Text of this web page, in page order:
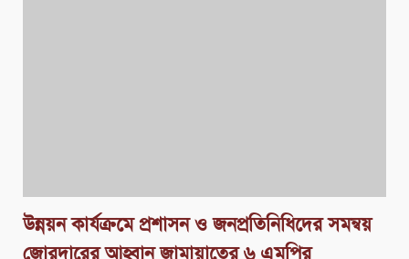
উন্নয়ন কার্যক্রমে প্রশাসন ও জনপ্রতিনিধিদের সমন্বয়